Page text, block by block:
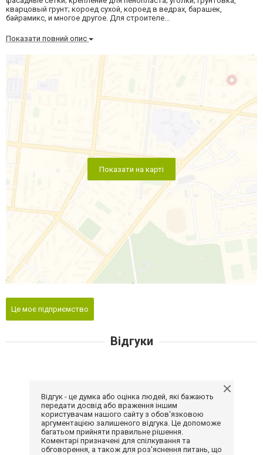
кварцовый грунт; короед сухой, короед в ведрах, барашек,
байрамикс, и многое другое. Для строителе...
Показати повний опис
Показати на карті
Це моє підприємство
Відгуки
Відгук - це думка або оцінка людей, які бажають
передати досвід або враження іншим
користувачам нашого сайту з обов'язковою
аргументацією залишеного відгука. Це допоможе
багатьом прийняти правильне рішення.
Коментарі призначені для спілкування та
обговорення, а також для роз'яснення питань, що